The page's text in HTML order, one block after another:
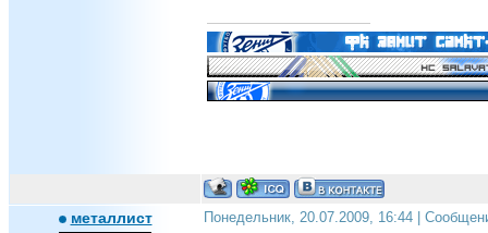
металлист Понедельник, 20.07.2009, 16:44 |